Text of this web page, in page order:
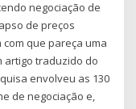
negociação de
de preços
que pareça uma
artigo traduzido do
envolveu as 130
de negociação e,